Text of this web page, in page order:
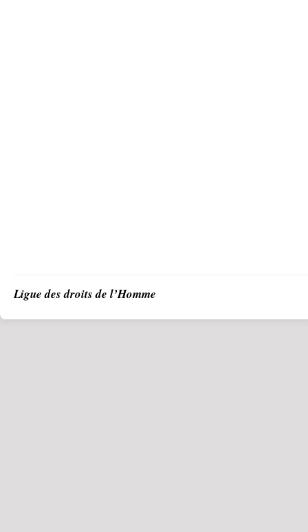
Ligue des droits de l’Homme